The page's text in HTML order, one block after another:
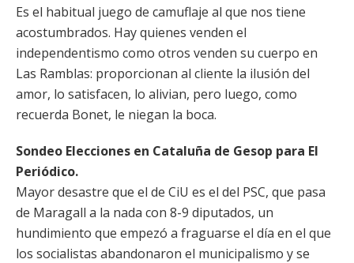
Es el habitual juego de camuflaje al que nos tiene
acostumbrados. Hay quienes venden el
independentismo como otros venden su cuerpo en
Las Ramblas: proporcionan al cliente la ilusión del
amor, lo satisfacen, lo alivian, pero luego, como
recuerda Bonet, le niegan la boca.
Sondeo Elecciones en Cataluña de Gesop para El
Periódico.
Mayor desastre que el de CiU es el del PSC, que pasa
de Maragall a la nada con 8-9 diputados, un
hundimiento que empezó a fraguarse el día en el que
los socialistas abandonaron el municipalismo y se